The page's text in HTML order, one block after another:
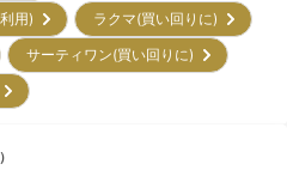
利用)
ラクマ(買い回りに)
サーティワン(買い回りに)